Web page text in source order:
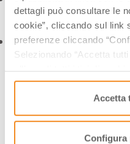
dettagli può consultare le
cookie”, cliccando sul link
preferenze cliccando
Selezionando “Accetta
consenso cliccando su
saranno attivati i soli
funzionamento del sito.
Accetta
Configura
Tags:
Estate Natura